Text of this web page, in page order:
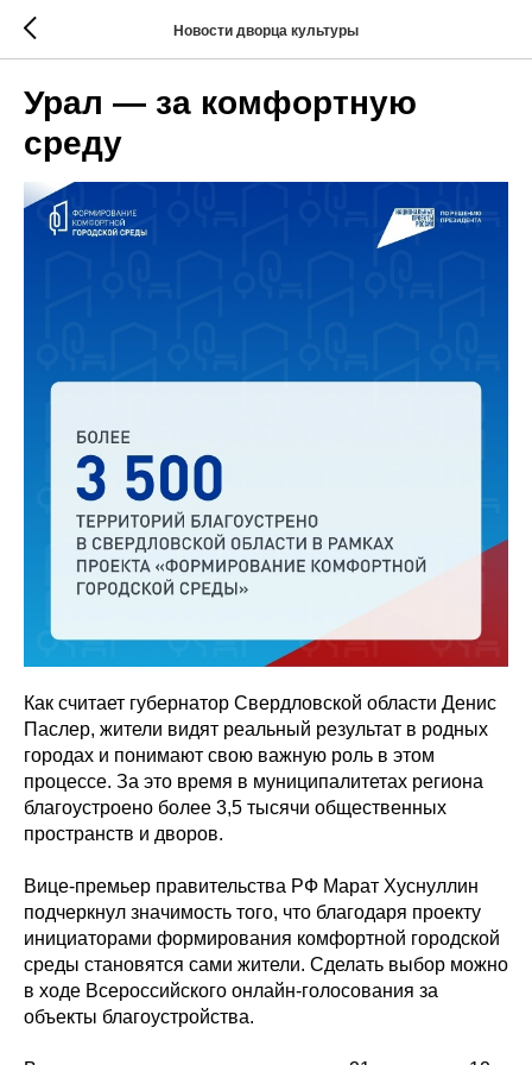
Новости дворца культуры
Урал — за комфортную
среду
Как считает губернатор Свердловской области Денис
Паслер, жители видят реальный результат в родных
городах и понимают свою важную роль в этом
процессе. За это время в муниципалитетах региона
благоустроено более 3,5 тысячи общественных
пространств и дворов.
Вице-премьер правительства РФ Марат Хуснуллин
подчеркнул значимость того, что благодаря проекту
инициаторами формирования комфортной городской
среды становятся сами жители. Сделать выбор можно
в ходе Всероссийского онлайн-голосования за
объекты благоустройства.